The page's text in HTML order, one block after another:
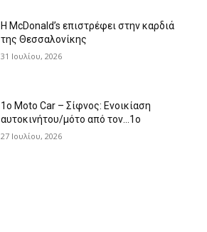
Η McDonald’s επιστρέφει στην καρδιά
της Θεσσαλονίκης
31 Ιουλίου, 2026
1o Moto Car – Σίφνος: Ενοικίαση
αυτοκινήτου/μότο από τον…1ο
27 Ιουλίου, 2026